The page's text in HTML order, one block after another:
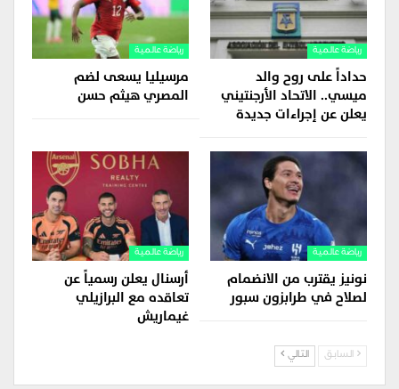
رياضة عالمية
حداداً على روح والد
ميسي.. الاتحاد الأرجنتيني
يعلن عن إجراءات جديدة
رياضة عالمية
مرسيليا يسعى لضم
المصري هيثم حسن
رياضة عالمية
نونيز يقترب من الانضمام
لصلاح في طرابزون سبور
رياضة عالمية
أرسنال يعلن رسمياً عن
تعاقده مع البرازيلي
غيماريش
السابق التالي